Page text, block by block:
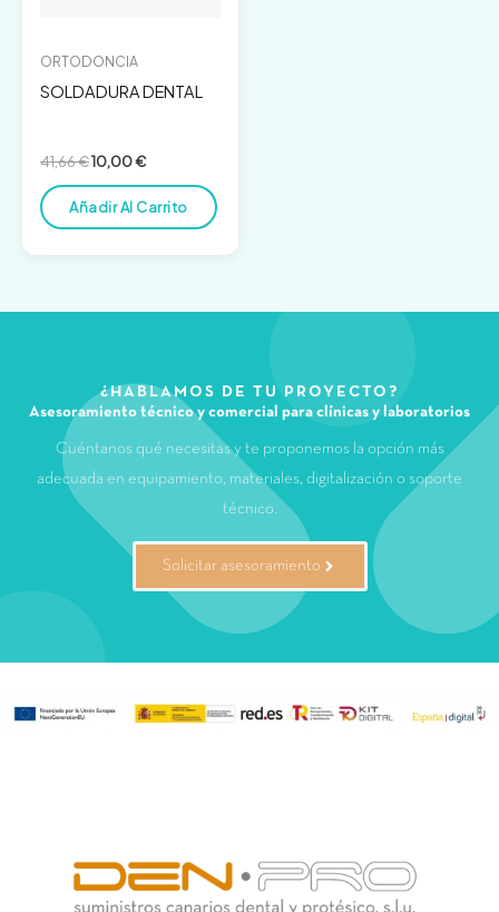
ORTODONCIA
SOLDADURA DENTAL
41,66€10,00€
Añadir Al Carrito
¿HABLAMOS DE TU PROYECTO?
Asesoramiento técnico y comercial para clínicas y laboratorios
Cuéntanos qué necesitas y te proponemos la opción más
adecuada en equipamiento, materiales, digitalización o soporte
técnico.
Solicitar asesoramiento